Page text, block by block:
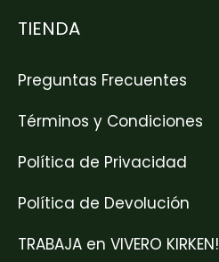
TIENDA
Preguntas Frecuentes
Términos y Condiciones
Política de Privacidad
Política de Devolución
TRABAJA en VIVERO KIRKEN!